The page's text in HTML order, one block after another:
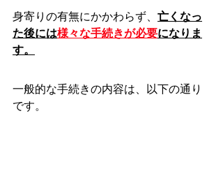
身寄りの有無にかかわらず、 亡くなっ
た後には様々な手続きが必要になりま
す。
一般的な手続きの内容は、以下の通り
です。